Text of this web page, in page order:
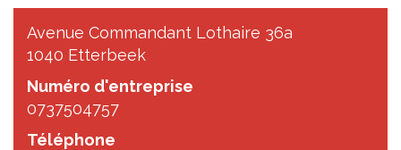
Avenue Commandant Lothaire 36a
1040 Etterbeek
Numéro d'entreprise
0737504757
Téléphone